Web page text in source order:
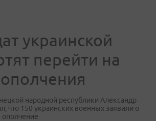
украинской
перейти на
народной республики Александр
что 150 украинских военных заявили о
ополчение